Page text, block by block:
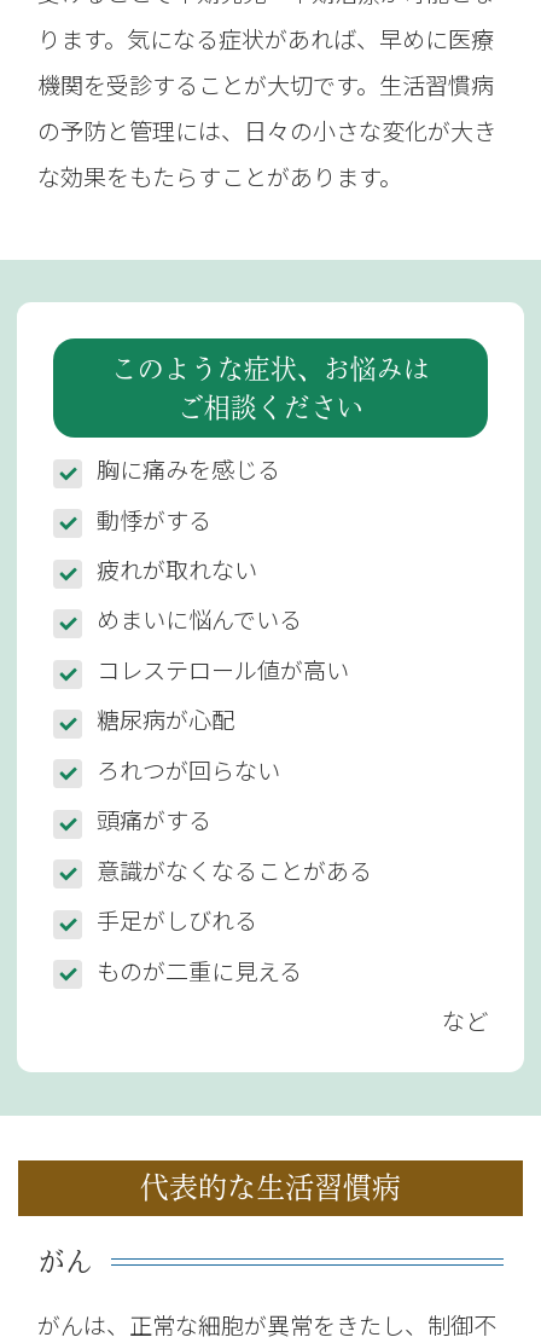
ります。気になる症状があれば、早めに医療
機関を受診することが大切です。生活習慣病
の予防と管理には、日々の小さな変化が大き
な効果をもたらすことがあります。
このような症状、お悩みは
ご相談ください
胸に痛みを感じる
動悸がする
疲れが取れない
めまいに悩んでいる
コレステロール値が高い
糖尿病が心配
ろれつが回らない
頭痛がする
意識がなくなることがある
手足がしびれる
ものが二重に見える
など
代表的な生活習慣病
がん
がんは、正常な細胞が異常をきたし、制御不